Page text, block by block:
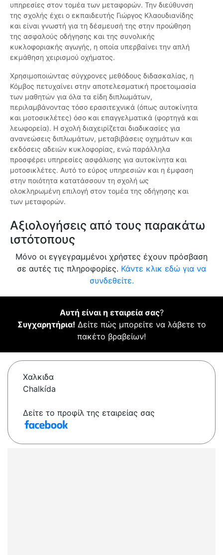
υπηρεσίες στον τομέα των μεταφορών. Την διεύθυνση
της σχολής έχει ο εκπαιδευτής Γιώργος Κλαουδιανίδης
και είναι γνωστή για τη δέσμευσή της στην προώθηση
της ασφαλούς οδήγησης και της συνολικής
κυκλοφοριακής αγωγής, η οποία υπερβαίνει την απλή
εκμάθηση χειρισμού οχήματος.
Χρησιμοποιώντας σύγχρονες μεθόδους διδασκαλίας, η
Κόμβος πετυχαίνει στην αποτελεσματική προετοιμασία
των μαθητών για όλα τα είδη διπλωμάτων,
περιλαμβάνοντας τόσο ερασιτεχνικά (όπως αυτοκίνητα
και μοτοσικλέτες) όσο και επαγγελματικά (φορτηγά και
λεωφορεία). Η σχολή διαχειρίζεται διαδικασίες για
ανανεώσεις διπλωμάτων, μεταβιβάσεις οχημάτων και
εκδόσεις αδειών κυκλοφορίας, ενώ παράλληλα
προσφέρει υπηρεσίες ασφάλισης για αυτοκίνητα και
μοτοσικλέτες. Αυτό το εύρος υπηρεσιών και η έμφαση
στην ποιότητα κατατάσσουν τη σχολή ως
ολοκληρωμένη επιλογή στον τομέα της οδήγησης και
των μεταφορών.
Αξιολογήσεις από τους παρακάτω
ιστότοπους
Μόνο οι εγγεγραμμένοι χρήστες έχουν πρόσβαση
σε αυτές τις πληροφορίες. Κάντε κλικ εδώ για να
συνδεθείτε.
Αυτή είναι η εταιρεία σας?
Συγχαρητήρια! Δείτε πώς μπορείτε να λάβετε το
πακέτο βραβείων!
Χαλκιδα
Chalkída
Δείτε το προφίλ της εταιρείας σας